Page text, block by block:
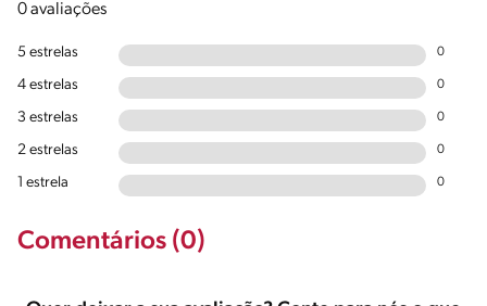
0 avaliações
5 estrelas 0
4 estrelas 0
3 estrelas 0
2 estrelas 0
1 estrela 0
Comentários (0)